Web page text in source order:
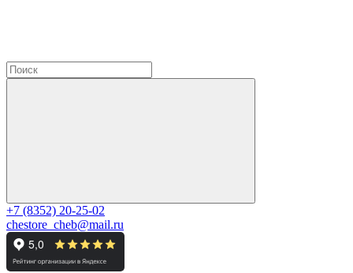
+7 (8352) 20-25-02
chestore_cheb@mail.ru